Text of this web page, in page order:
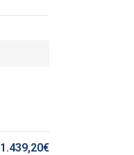
1.439,20€